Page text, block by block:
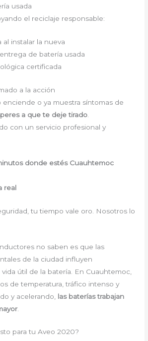
usada
el reciclaje responsable:
instalar la nueva
de batería usada
certificada
a la acción
enciende o ya muestra síntomas de
a que te deje tirado
con un servicio profesional y
donde estés Cuauhtemoc
real
tu tiempo vale oro. Nosotros lo
no saben es que las
de la ciudad influyen
útil de la batería. En Cuauhtemoc,
de temperatura, tráfico intenso y
y acelerando, las baterías trabajan
.
para tu Aveo 2020?